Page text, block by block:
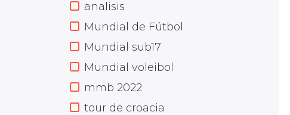
analisis
Mundial de Fútbol
Mundial sub17
Mundial voleibol
mmb 2022
tour de croacia